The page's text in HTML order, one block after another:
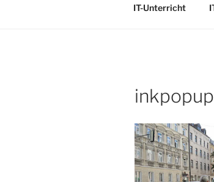
IT-Unterricht